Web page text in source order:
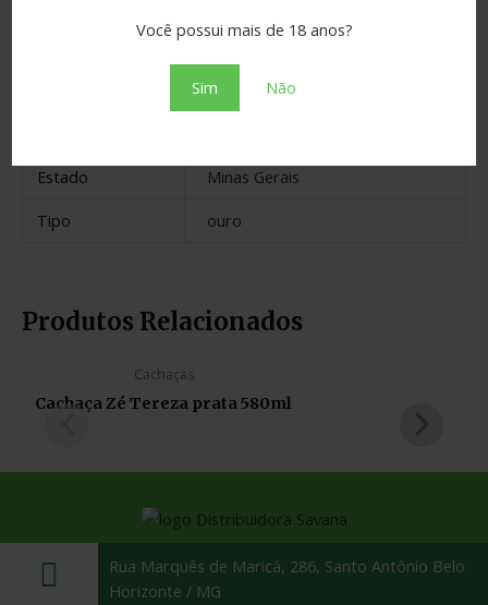
Você possui mais de 18 anos?
Sim Não
Pitangui
Estado
Minas Gerais
Tipo
ouro
Produtos Relacionados
Cachaças
Cachaça Zé Tereza prata 580ml
Rua Marquês de Maricá, 286, Santo Antônio Belo
Horizonte / MG